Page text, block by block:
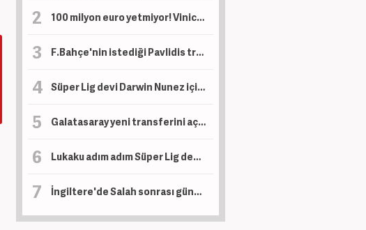
100 milyon euro yetmiyor! Vinicius'un yerine düşünülen Kenan Yıldız için çılgın talep
F.Bahçe'nin istediği Pavlidis transferde kararını verdi! Şart koydu
Süper Lig devi Darwin Nunez için uçağı kaldırıyor!
Galatasaray yeni transferini açıkladı!
Lukaku adım adım Süper Lig devine! Peş peşe açıklamalar
İngiltere'de Salah sonrası gündem Türkiye: Süper Lig, Suudi Arabistan'a rakip oldu!